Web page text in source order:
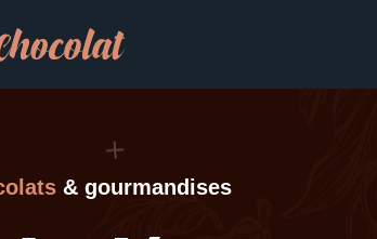
& gourmandises